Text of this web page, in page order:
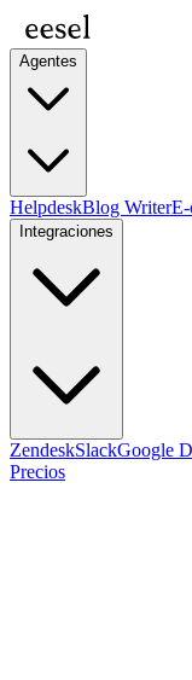
Agentes
HelpdeskBlog WriterE-
Integraciones
ZendeskSlackGoogle
Precios